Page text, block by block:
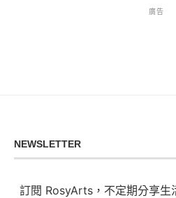
廣告
NEWSLETTER
訂閱 RosyArts，不定期分享生